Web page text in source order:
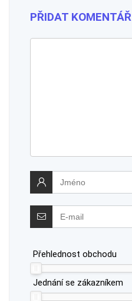
PŘIDAT KOMENTÁŘ
Přehlednost obchodu
Jednání se zákazníkem